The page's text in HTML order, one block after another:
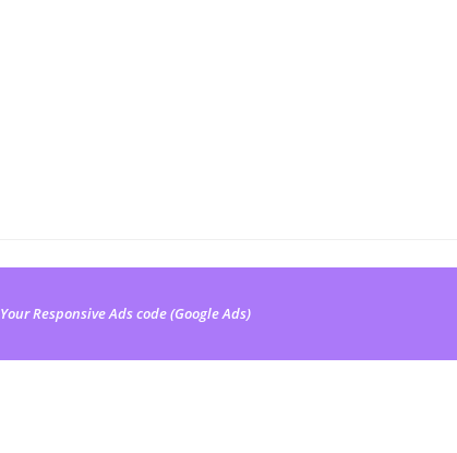
Your Responsive Ads code (Google Ads)